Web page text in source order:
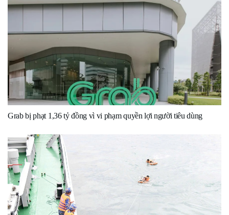
Grab bị phạt 1,36 tỷ đồng vì vi phạm quyền lợi người tiêu dùng